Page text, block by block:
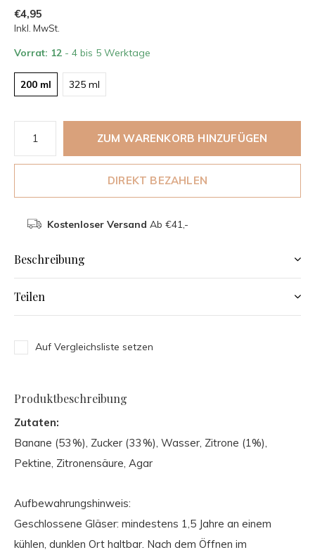
€4,95
Inkl. MwSt.
Vorrat: 12 - 4 bis 5 Werktage
200 ml 325 ml
ZUM WARENKORB HINZUFÜGEN
DIREKT BEZAHLEN
Kostenloser Versand Ab €41,-
Beschreibung
Teilen
Auf Vergleichsliste setzen
Produktbeschreibung
Zutaten:
Banane (53 %), Zucker (33 %), Wasser, Zitrone (1%),
Pektine, Zitronensäure, Agar
Aufbewahrungshinweis:
Geschlossene Gläser: mindestens 1,5 Jahre an einem
kühlen, dunklen Ort haltbar. Nach dem Öffnen im